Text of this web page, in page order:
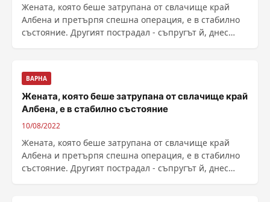
Жената, която беше затрупана от свлачище край
Албена и претърпя спешна операция, е в стабилно
състояние. Другият пострадал - съпругът й, днес
ВАРНА
Жената, която беше затрупана от свлачище край
Албена, е в стабилно състояние
10/08/2022
Жената, която беше затрупана от свлачище край
Албена и претърпя спешна операция, е в стабилно
състояние. Другият пострадал - съпругът й, днес